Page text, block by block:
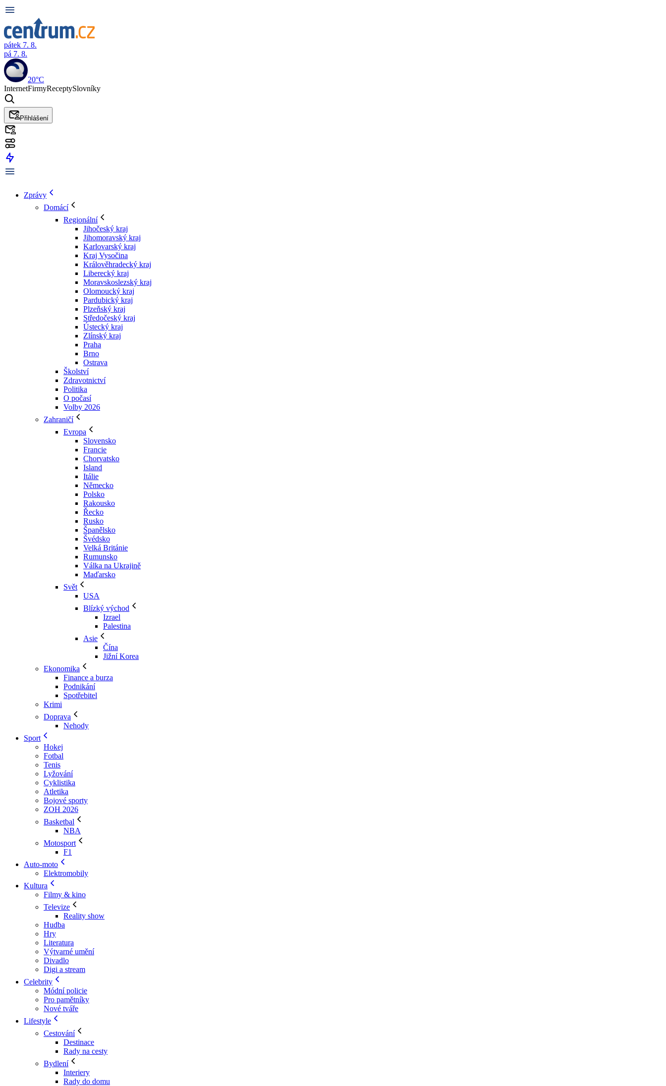
pátek 7. 8.
pá 7. 8.
20°C
InternetFirmyReceptySlovníky
Přihlášení
Zprávy
Domácí
Regionální
Jihočeský kraj
Jihomoravský kraj
Karlovarský kraj
Kraj Vysočina
Králověhradecký kraj
Liberecký kraj
Moravskoslezský kraj
Olomoucký kraj
Pardubický kraj
Plzeňský kraj
Středočeský kraj
Ústecký kraj
Zlínský kraj
Praha
Brno
Ostrava
Školství
Zdravotnictví
Politika
O počasí
Volby 2026
Zahraničí
Evropa
Slovensko
Francie
Chorvatsko
Island
Itálie
Německo
Polsko
Rakousko
Řecko
Rusko
Španělsko
Švédsko
Velká Británie
Rumunsko
Válka na Ukrajině
Maďarsko
Svět
USA
Blízký východ
Izrael
Palestina
Asie
Čína
Jižní Korea
Ekonomika
Finance a burza
Podnikání
Spotřebitel
Krimi
Doprava
Nehody
Sport
Hokej
Fotbal
Tenis
Lyžování
Cyklistika
Atletika
Bojové sporty
ZOH 2026
Basketbal
NBA
Motosport
F1
Auto-moto
Elektromobily
Kultura
Filmy & kino
Televize
Reality show
Hudba
Hry
Literatura
Výtvarné umění
Divadlo
Digi a stream
Celebrity
Módní policie
Pro pamětníky
Nové tváře
Lifestyle
Cestování
Destinace
Rady na cesty
Bydlení
Interiery
Rady do domu